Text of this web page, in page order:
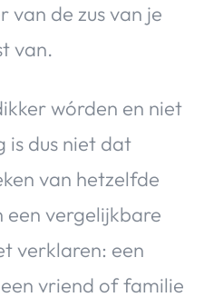
de zus van je
van.
wórden en niet
is dus niet dat
van hetzelfde
een vergelijkbare
verklaren: een
vriend of familie